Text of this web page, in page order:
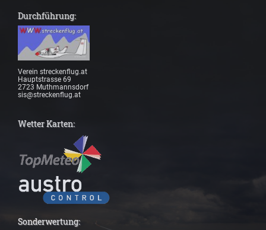
Durchführung:
Verein streckenflug.at
Hauptstrasse 69
2723 Muthmannsdorf
sis@streckenflug.at
Wetter Karten:
Sonderwertung: